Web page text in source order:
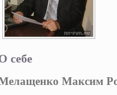
себе
Максим